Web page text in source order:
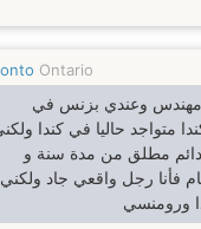
Ontario
وعندي بزنس في
متواجد حاليا في كندا
مطلق من مدة سنة و
فأنا رجل واقعي جاد ولكني
ورومنسي